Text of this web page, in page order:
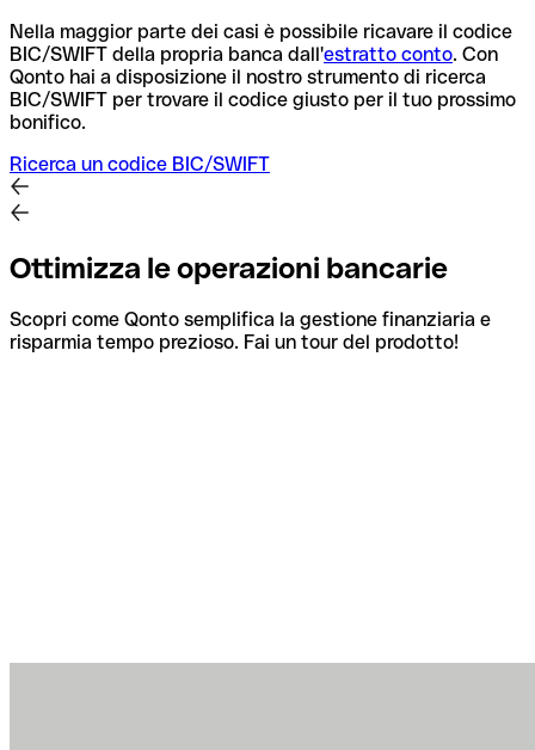
Nella maggior parte dei casi è possibile ricavare il codice
BIC/SWIFT della propria banca dall'estratto conto. Con
Qonto hai a disposizione il nostro strumento di ricerca
BIC/SWIFT per trovare il codice giusto per il tuo prossimo
bonifico.
Ricerca un codice BIC/SWIFT
Ottimizza le operazioni bancarie
Scopri come Qonto semplifica la gestione finanziaria e
risparmia tempo prezioso. Fai un tour del prodotto!